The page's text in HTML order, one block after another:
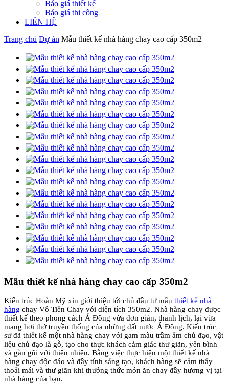
Báo giá thiết kế
Báo giá thi công
LIÊN HỆ
Trang chủ Dự án Mẫu thiết kế nhà hàng chay cao cấp 350m2
Mẫu thiết kế nhà hàng chay cao cấp 350m2
Kiến trúc Hoàn Mỹ xin giới thiệu tới chủ đầu tư mẫu thiết kế nhà
hàng chay Vô Tiền Chay với diện tích 350m2. Nhà hàng chay được
thiết kế theo phong cách Á Đông vừa đơn giản, thanh lịch, lại vừa
mang hơi thở truyền thống của những đất nước Á Đông. Kiến trúc
sư đã thiết kế một nhà hàng chay với gam màu trầm ấm chủ đạo, vật
liệu chủ đạo là gỗ, tạo cho thực khách cảm giác thư giãn, yên bình
và gần gũi với thiên nhiên. Bằng việc thực hiện một thiết kế nhà
hàng chay độc đáo và đầy tính sáng tạo, khách hàng sẽ cảm thấy
thoải mái và thư giãn khi thưởng thức món ăn chay đầy hương vị tại
nhà hàng của bạn.